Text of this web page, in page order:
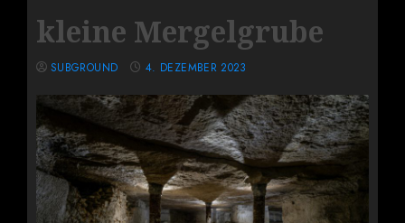
kleine Mergelgrube
SUBGROUND 4. DEZEMBER 2023